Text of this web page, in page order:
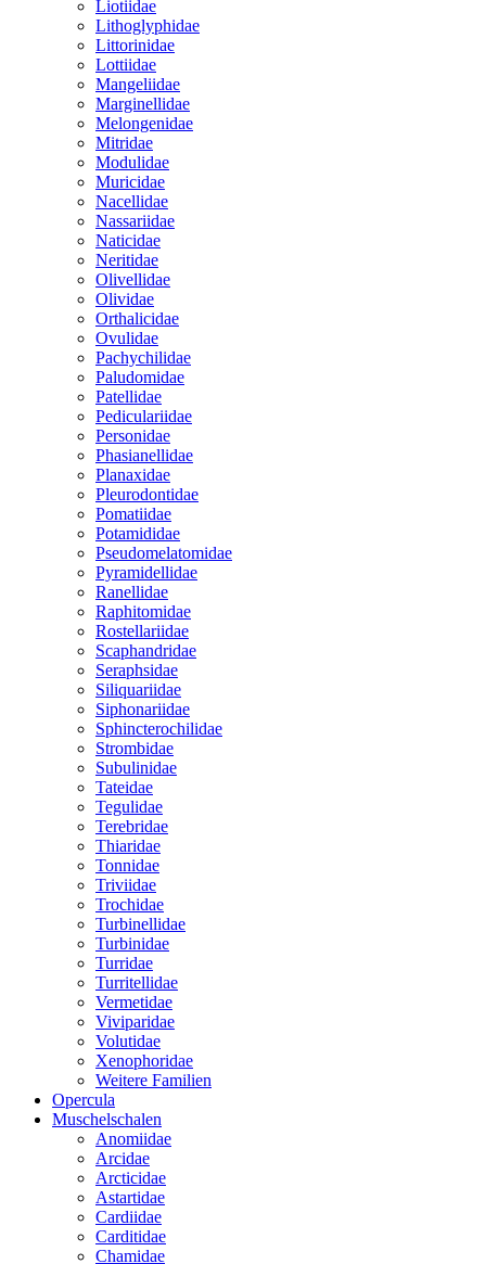
Liotiidae
Lithoglyphidae
Littorinidae
Lottiidae
Mangeliidae
Marginellidae
Melongenidae
Mitridae
Modulidae
Muricidae
Nacellidae
Nassariidae
Naticidae
Neritidae
Olivellidae
Olividae
Orthalicidae
Ovulidae
Pachychilidae
Paludomidae
Patellidae
Pediculariidae
Personidae
Phasianellidae
Planaxidae
Pleurodontidae
Pomatiidae
Potamididae
Pseudomelatomidae
Pyramidellidae
Ranellidae
Raphitomidae
Rostellariidae
Scaphandridae
Seraphsidae
Siliquariidae
Siphonariidae
Sphincterochilidae
Strombidae
Subulinidae
Tateidae
Tegulidae
Terebridae
Thiaridae
Tonnidae
Triviidae
Trochidae
Turbinellidae
Turbinidae
Turridae
Turritellidae
Vermetidae
Viviparidae
Volutidae
Xenophoridae
Weitere Familien
Opercula
Muschelschalen
Anomiidae
Arcidae
Arcticidae
Astartidae
Cardiidae
Carditidae
Chamidae